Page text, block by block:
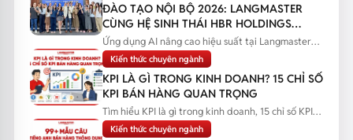
ĐÀO TẠO NỘI BỘ 2026: LANGMASTER
CÙNG HỆ SINH THÁI HBR HOLDINGS
NÂNG CAO NĂNG LỰC ỨNG DỤNG AI
Ứng dụng AI nâng cao hiệu suất tại Langmaster
qua chương trình đào tạo...
Kiến thức chuyên ngành
KPI LÀ GÌ TRONG KINH DOANH? 15 CHỈ SỐ
KPI BÁN HÀNG QUAN TRỌNG
Tìm hiểu KPI là gì trong kinh doanh, 15 chỉ số KPI
bán hàng quan trọng...
Kiến thức chuyên ngành